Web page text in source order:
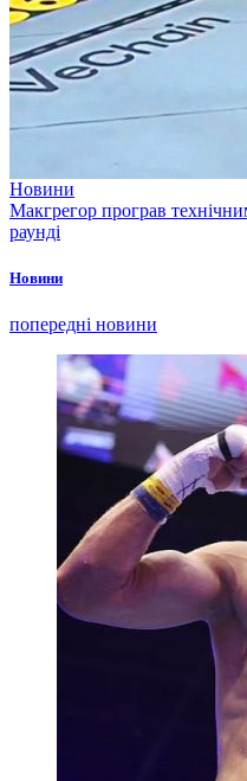
Новини
Макгрегор програв
раунді
Новини
попередні новини